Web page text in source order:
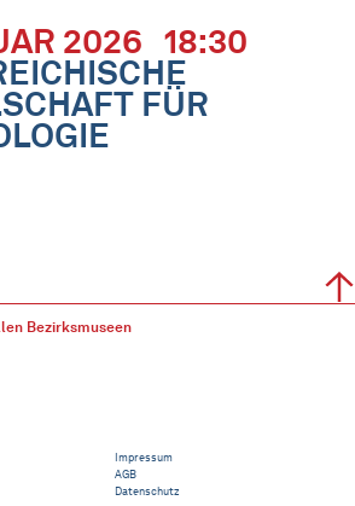
2026 18:30
FÜR
Bezirksmuseen
Impressum
AGB
Datenschutz